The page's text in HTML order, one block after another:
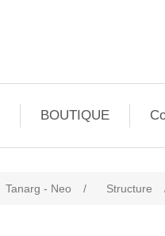
BOUTIQUE
Tanarg - Neo / Structure